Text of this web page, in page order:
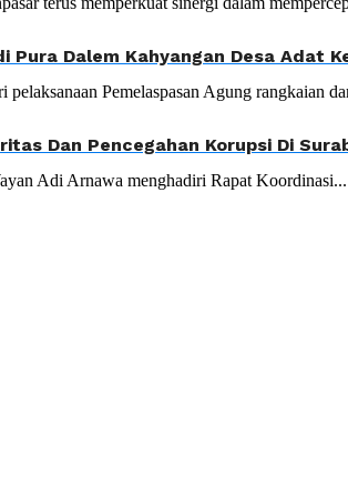
Dalem Kahyangan Desa Adat
Pemelaspasan Agung rangkaian
Dan Pencegahan Korupsi Di
Adi Arnawa menghadiri Rapat Koordinasi...